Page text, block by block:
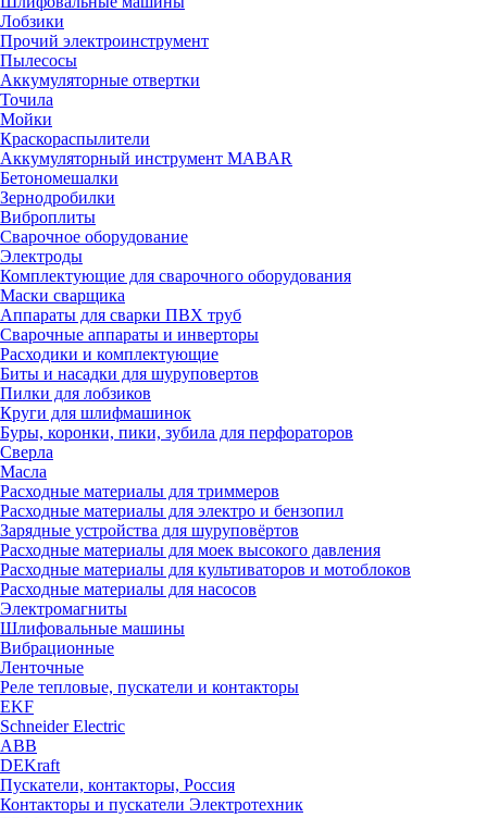
Лобзики
Прочий электроинструмент
Пылесосы
Аккумуляторные отвертки
Точила
Мойки
Краскораспылители
Аккумуляторный инструмент MABAR
Бетономешалки
Зернодробилки
Виброплиты
Сварочное оборудование
Электроды
Комплектующие для сварочного оборудования
Маски сварщика
Аппараты для сварки ПВХ труб
Сварочные аппараты и инверторы
Расходики и комплектующие
Биты и насадки для шуруповертов
Пилки для лобзиков
Круги для шлифмашинок
Буры, коронки, пики, зубила для перфораторов
Сверла
Масла
Расходные материалы для триммеров
Расходные материалы для электро и бензопил
Зарядные устройства для шуруповёртов
Расходные материалы для моек высокого давления
Расходные материалы для культиваторов и мотоблоков
Расходные материалы для насосов
Электромагниты
Шлифовальные машины
Вибрационные
Ленточные
Реле тепловые, пускатели и контакторы
EKF
Schneider Electric
ABB
DEKraft
Пускатели, контакторы, Россия
Контакторы и пускатели Электротехник